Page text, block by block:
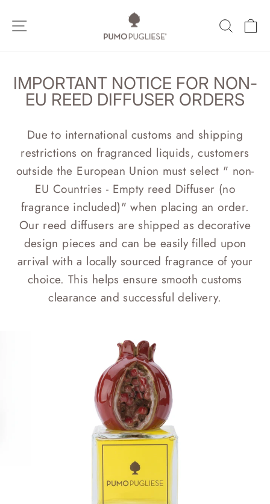
direttamenteNAVIGAZIONE DEL SITO CERCA
IMPORTANT NOTICE FOR NON-
EU REED DIFFUSER ORDERS
Due to international customs and shipping
restrictions on fragranced liquids, customers
outside the European Union must select " non-
EU Countries - Empty reed Diffuser (no
fragrance included)" when placing an order.
Our reed diffusers are shipped as decorative
design pieces and can be easily filled upon
arrival with a locally sourced fragrance of your
choice. This helps ensure smooth customs
clearance and successful delivery.